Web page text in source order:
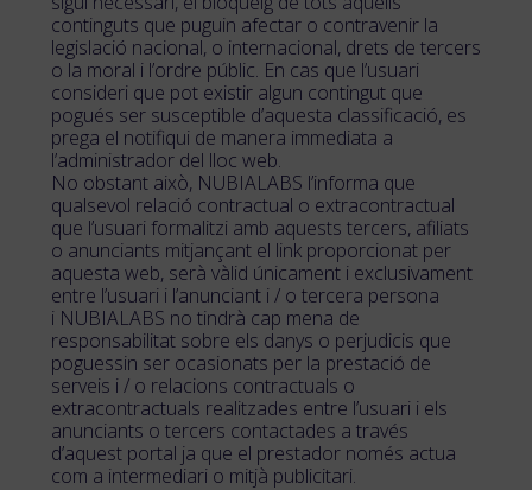
continguts que puguin afectar o contravenir la
legislació nacional, o internacional, drets de tercers
o la moral i l’ordre públic. En cas que l’usuari
consideri que pot existir algun contingut que
pogués ser susceptible d’aquesta classificació, es
prega el notifiqui de manera immediata a
l’administrador del lloc web.
No obstant això, NUBIALABS l’informa que
qualsevol relació contractual o extracontractual
que l’usuari formalitzi amb aquests tercers, afiliats
o anunciants mitjançant el link proporcionat per
aquesta web, serà vàlid únicament i exclusivament
entre l’usuari i l’anunciant i / o tercera persona
i NUBIALABS no tindrà cap mena de
responsabilitat sobre els danys o perjudicis que
poguessin ser ocasionats per la prestació de
serveis i / o relacions contractuals o
extracontractuals realitzades entre l’usuari i els
anunciants o tercers contactades a través
d’aquest portal ja que el prestador només actua
com a intermediari o mitjà publicitari.